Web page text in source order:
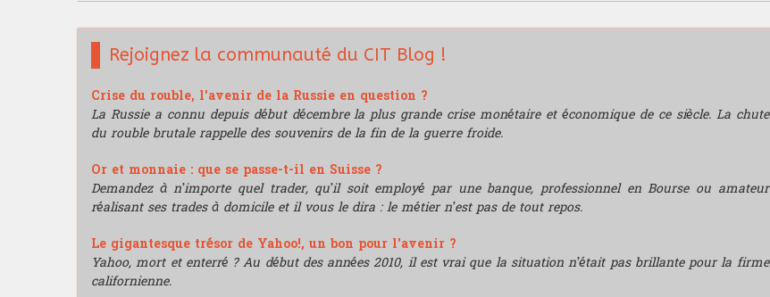
Rejoignez la communauté du CIT Blog !
Crise du rouble, l'avenir de la Russie en question ?
La Russie a connu depuis début décembre la plus grande crise monétaire et économique de ce siècle. La chute
du rouble brutale rappelle des souvenirs de la fin de la guerre froide.
Or et monnaie : que se passe-t-il en Suisse ?
Demandez à n’importe quel trader, qu’il soit employé par une banque, professionnel en Bourse ou amateur
réalisant ses trades à domicile et il vous le dira : le métier n’est pas de tout repos.
Le gigantesque trésor de Yahoo!, un bon pour l'avenir ?
Yahoo, mort et enterré ? Au début des années 2010, il est vrai que la situation n’était pas brillante pour la firme
californienne.